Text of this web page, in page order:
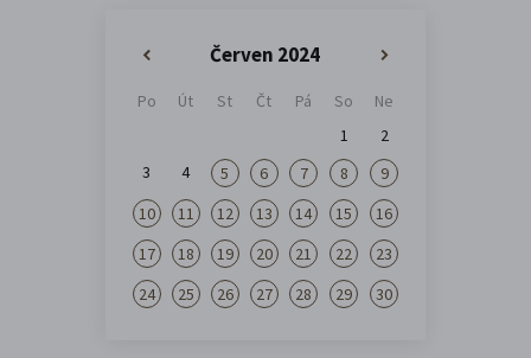
Červen 2024
Po Út St Čt Pá So
Ne
1
2
3
4 5 6 7 8
9
10
11 12 13 14 15
16
17
18 19 20 21 22
23
24
25 26 27 28 29 30